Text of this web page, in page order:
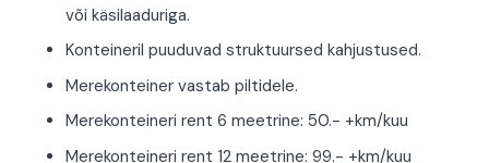
või käsilaaduriga.
Konteineril puuduvad struktuursed kahjustused.
Merekonteiner vastab piltidele.
Merekonteineri rent 6 meetrine: 50.- +km/kuu
Merekonteineri rent 12 meetrine: 99.- +km/kuu